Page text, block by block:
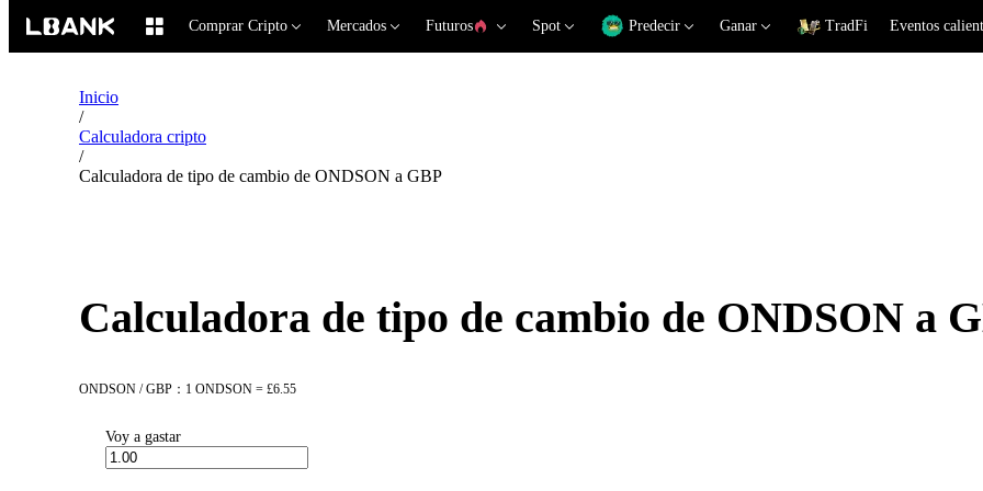
Comprar Cripto Mercados Futuros Spot Predecir Ganar TradFi Eventos
Inicio
/
Calculadora cripto
/
Calculadora de tipo de cambio de ONDSON a GBP
Calculadora de tipo de cambio de ONDSON a
ONDSON / GBP：1 ONDSON = £6.55
Voy a gastar